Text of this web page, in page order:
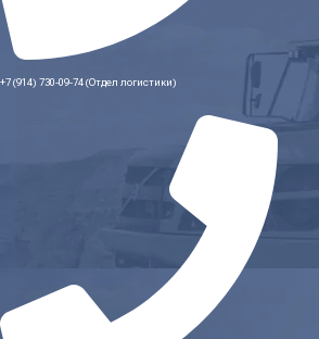
+7 (914) 730-09-74 (Отдел логистики)